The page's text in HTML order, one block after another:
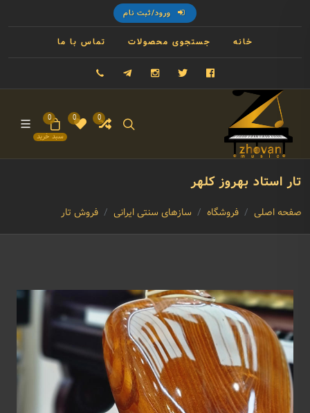
ورود/ثبت نام
خانه جستجوی محصولات تماس با ما
فیسبوک توییتر اینستاگرام تلگرام
0
0
سبد خرید
0
تار استاد بهروز کلهر
صفحه اصلی فروشگاه سازهای سنتی ایرانی فروش تار